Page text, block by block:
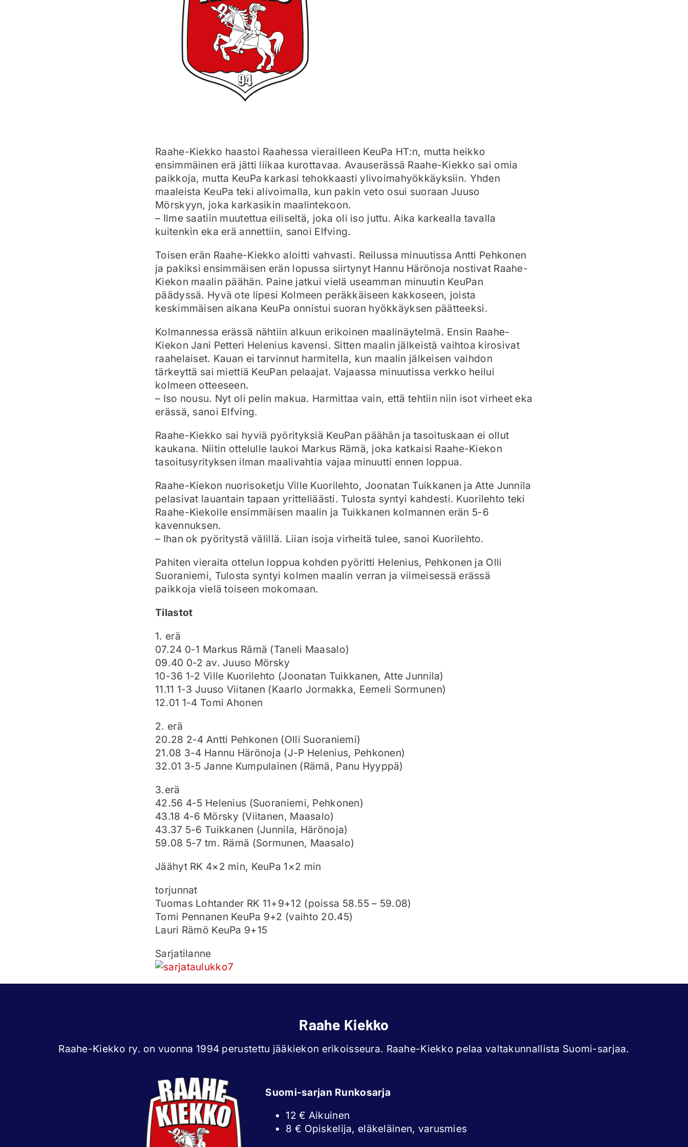
Raahe-Kiekko haastoi Raahessa vierailleen KeuPa HT:n, mutta heikko
ensimmäinen erä jätti liikaa kurottavaa. Avauserässä Raahe-Kiekko sai omia
paikkoja, mutta KeuPa karkasi tehokkaasti ylivoimahyökkäyksiin. Yhden
maaleista KeuPa teki alivoimalla, kun pakin veto osui suoraan Juuso
Mörskyyn, joka karkasikin maalintekoon.
– Ilme saatiin muutettua eiliseltä, joka oli iso juttu. Aika karkealla tavalla
kuitenkin eka erä annettiin, sanoi Elfving.
Toisen erän Raahe-Kiekko aloitti vahvasti. Reilussa minuutissa Antti Pehkonen
ja pakiksi ensimmäisen erän lopussa siirtynyt Hannu Härönoja nostivat Raahe-
Kiekon maalin päähän. Paine jatkui vielä useamman minuutin KeuPan
päädyssä. Hyvä ote lipesi Kolmeen peräkkäiseen kakkoseen, joista
keskimmäisen aikana KeuPa onnistui suoran hyökkäyksen päätteeksi.
Kolmannessa erässä nähtiin alkuun erikoinen maalinäytelmä. Ensin Raahe-
Kiekon Jani Petteri Helenius kavensi. Sitten maalin jälkeistä vaihtoa kirosivat
raahelaiset. Kauan ei tarvinnut harmitella, kun maalin jälkeisen vaihdon
tärkeyttä sai miettiä KeuPan pelaajat. Vajaassa minuutissa verkko heilui
kolmeen otteeseen.
– Iso nousu. Nyt oli pelin makua. Harmittaa vain, että tehtiin niin isot virheet eka
erässä, sanoi Elfving.
Raahe-Kiekko sai hyviä pyörityksiä KeuPan päähän ja tasoituskaan ei ollut
kaukana. Niitin ottelulle laukoi Markus Rämä, joka katkaisi Raahe-Kiekon
tasoitusyrityksen ilman maalivahtia vajaa minuutti ennen loppua.
Raahe-Kiekon nuorisoketju Ville Kuorilehto, Joonatan Tuikkanen ja Atte Junnila
pelasivat lauantain tapaan yritteliäästi. Tulosta syntyi kahdesti. Kuorilehto teki
Raahe-Kiekolle ensimmäisen maalin ja Tuikkanen kolmannen erän 5-6
kavennuksen.
– Ihan ok pyöritystä välillä. Liian isoja virheitä tulee, sanoi Kuorilehto.
Pahiten vieraita ottelun loppua kohden pyöritti Helenius, Pehkonen ja Olli
Suoraniemi, Tulosta syntyi kolmen maalin verran ja viimeisessä erässä
paikkoja vielä toiseen mokomaan.
Tilastot
1. erä
07.24 0-1 Markus Rämä (Taneli Maasalo)
09.40 0-2 av. Juuso Mörsky
10-36 1-2 Ville Kuorilehto (Joonatan Tuikkanen, Atte Junnila)
11.11 1-3 Juuso Viitanen (Kaarlo Jormakka, Eemeli Sormunen)
12.01 1-4 Tomi Ahonen
2. erä
20.28 2-4 Antti Pehkonen (Olli Suoraniemi)
21.08 3-4 Hannu Härönoja (J-P Helenius, Pehkonen)
32.01 3-5 Janne Kumpulainen (Rämä, Panu Hyyppä)
3.erä
42.56 4-5 Helenius (Suoraniemi, Pehkonen)
43.18 4-6 Mörsky (Viitanen, Maasalo)
43.37 5-6 Tuikkanen (Junnila, Härönoja)
59.08 5-7 tm. Rämä (Sormunen, Maasalo)
Jäähyt RK 4×2 min, KeuPa 1×2 min
torjunnat
Tuomas Lohtander RK 11+9+12 (poissa 58.55 – 59.08)
Tomi Pennanen KeuPa 9+2 (vaihto 20.45)
Lauri Rämö KeuPa 9+15
Sarjatilanne
Raahe Kiekko
Raahe-Kiekko ry. on vuonna 1994 perustettu jääkiekon erikoisseura. Raahe-Kiekko pelaa valtakunnallista Suomi-sarjaa.
Suomi-sarjan Runkosarja
12 € Aikuinen
8 € Opiskelija, eläkeläinen, varusmies